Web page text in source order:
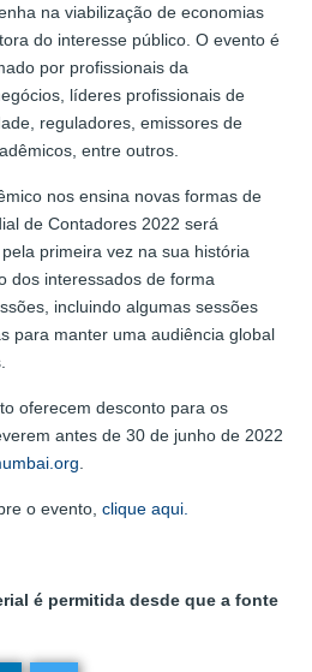
na viabilização de economias
do interesse público. O evento é
por profissionais da
líderes profissionais de
reguladores, emissores de
entre outros.
nos ensina novas formas de
de Contadores 2022 será
primeira vez na sua história
dos interessados de forma
incluindo algumas sessões
para manter uma audiência global
oferecem desconto para os
antes de 30 de junho de 2022
o evento, clique aqui.
é permitida desde que a fonte